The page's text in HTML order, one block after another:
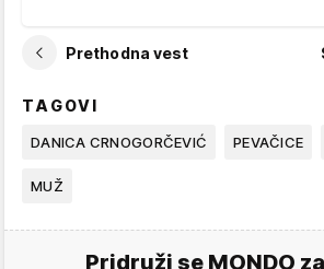
Prethodna vest
TAGOVI
DANICA CRNOGORČEVIĆ PEVAČICE
MUŽ
Pridruži se MONDO